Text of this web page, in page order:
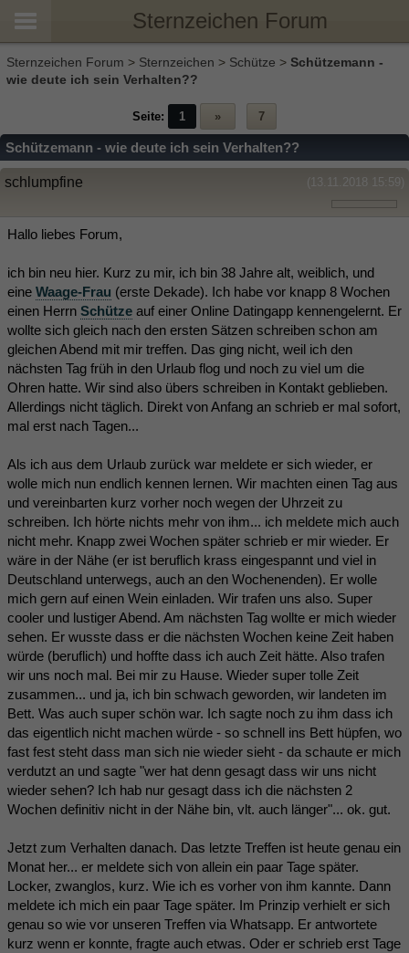
Sternzeichen Forum
Sternzeichen Forum > Sternzeichen > Schütze > Schützemann -
wie deute ich sein Verhalten??
Seite: 1 » 7
Schützemann - wie deute ich sein Verhalten??
(13.11.2018 15:59)
schlumpfine
Hallo liebes Forum,
ich bin neu hier. Kurz zu mir, ich bin 38 Jahre alt, weiblich, und
eine Waage-Frau (erste Dekade). Ich habe vor knapp 8 Wochen
einen Herrn Schütze auf einer Online Datingapp kennengelernt. Er
wollte sich gleich nach den ersten Sätzen schreiben schon am
gleichen Abend mit mir treffen. Das ging nicht, weil ich den
nächsten Tag früh in den Urlaub flog und noch zu viel um die
Ohren hatte. Wir sind also übers schreiben in Kontakt geblieben.
Allerdings nicht täglich. Direkt von Anfang an schrieb er mal sofort,
mal erst nach Tagen...
Als ich aus dem Urlaub zurück war meldete er sich wieder, er
wolle mich nun endlich kennen lernen. Wir machten einen Tag aus
und vereinbarten kurz vorher noch wegen der Uhrzeit zu
schreiben. Ich hörte nichts mehr von ihm... ich meldete mich auch
nicht mehr. Knapp zwei Wochen später schrieb er mir wieder. Er
wäre in der Nähe (er ist beruflich krass eingespannt und viel in
Deutschland unterwegs, auch an den Wochenenden). Er wolle
mich gern auf einen Wein einladen. Wir trafen uns also. Super
cooler und lustiger Abend. Am nächsten Tag wollte er mich wieder
sehen. Er wusste dass er die nächsten Wochen keine Zeit haben
würde (beruflich) und hoffte dass ich auch Zeit hätte. Also trafen
wir uns noch mal. Bei mir zu Hause. Wieder super tolle Zeit
zusammen... und ja, ich bin schwach geworden, wir landeten im
Bett. Was auch super schön war. Ich sagte noch zu ihm dass ich
das eigentlich nicht machen würde - so schnell ins Bett hüpfen, wo
fast fest steht dass man sich nie wieder sieht - da schaute er mich
verdutzt an und sagte "wer hat denn gesagt dass wir uns nicht
wieder sehen? Ich hab nur gesagt dass ich die nächsten 2
Wochen definitiv nicht in der Nähe bin, vlt. auch länger"... ok. gut.
Jetzt zum Verhalten danach. Das letzte Treffen ist heute genau ein
Monat her... er meldete sich von allein ein paar Tage später.
Locker, zwanglos, kurz. Wie ich es vorher von ihm kannte. Dann
meldete ich mich ein paar Tage später. Im Prinzip verhielt er sich
genau so wie vor unseren Treffen via Whatsapp. Er antwortete
kurz wenn er konnte, fragte auch etwas. Oder er schrieb erst Tage